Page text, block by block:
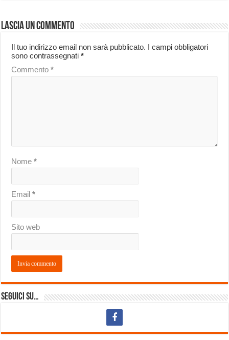
Lascia un commento
Il tuo indirizzo email non sarà pubblicato. I campi obbligatori
sono contrassegnati*
Commento*
Nome*
Email*
Sito web
Seguici su…